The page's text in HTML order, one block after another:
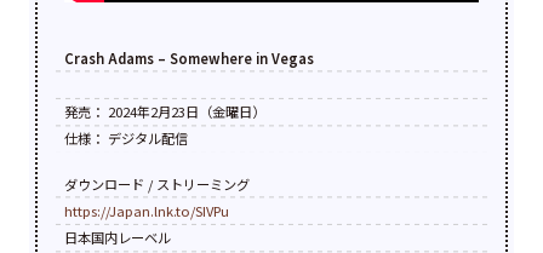
Crash Adams – Somewhere in Vegas
発売： 2024年2月23日（金曜日）
仕様： デジタル配信
ダウンロード / ストリーミング
https://Japan.lnk.to/SIVPu
日本国内レーベル